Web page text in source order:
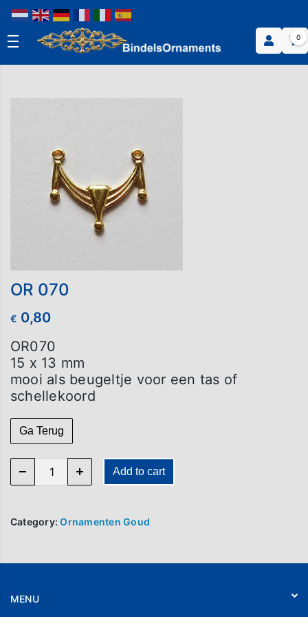
0
OR 070
€ 0,80
OR070
15 x 13 mm
mooi als beugeltje voor een tas of
schellekoord
Ga Terug
OR 070 quantity Add to cart
Category:Ornamenten Goud
MENU